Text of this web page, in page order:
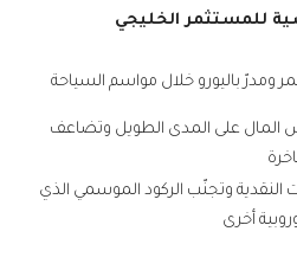
للمستثمر الخليجي
باليورو خلال مواسم السياحة
المال على المدى الطويل وتضاعف
النقدية وتجنّب الركود الموسمي الذي
أخرى